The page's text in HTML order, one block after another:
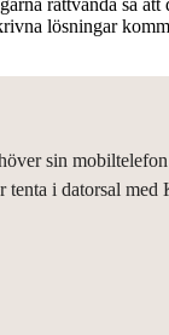
lösningar
sin
tenta i datorsal